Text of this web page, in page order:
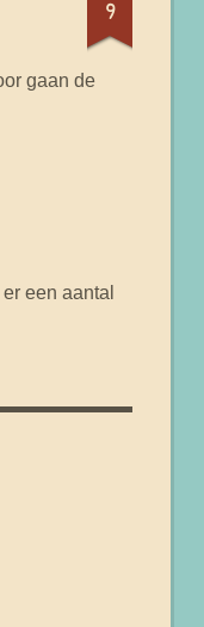
9
gaan de
een aantal